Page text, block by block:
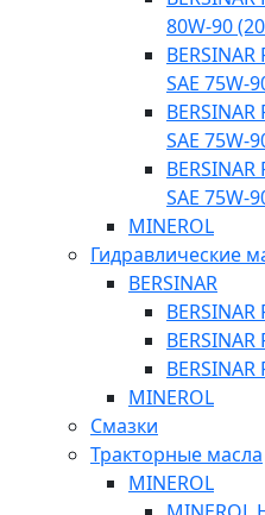
80W-90
BERSINAR
SAE 75W-
BERSINAR
SAE 75W-
BERSINAR
SAE 75W-
MINEROL
Гидравлические
BERSINAR
MINEROL
Смазки
Тракторные масла
MINEROL